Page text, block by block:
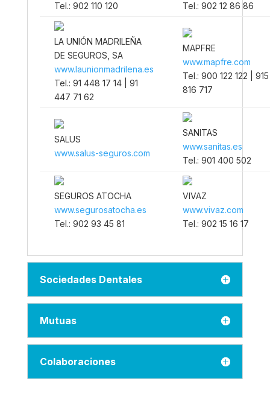
Tel.: 902 110 120
Tel.: 902 12 86 86
LA UNIÓN MADRILEÑA
DE SEGUROS, SA
www.launionmadrilena.es
Tel.: 91 448 17 14 | 91
447 71 62
MAPFRE
www.mapfre.com
Tel.: 900 122 122 | 915
816 717
SALUS
www.salus-seguros.com
SANITAS
www.sanitas.es
Tel.: 901 400 502
SEGUROS ATOCHA
www.segurosatocha.es
Tel.: 902 93 45 81
VIVAZ
www.vivaz.com
Tel.: 902 15 16 17
Sociedades Dentales
Mutuas
Colaboraciones